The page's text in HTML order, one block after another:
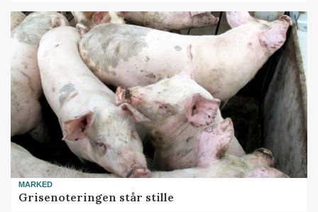
MARKED
Grisenoteringen står stille